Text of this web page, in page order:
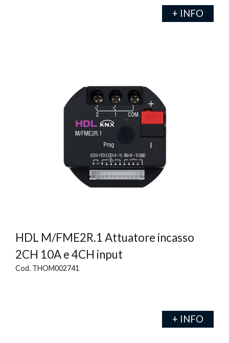
+ INFO
HDL M/FME2R.1 Attuatore incasso
2CH 10A e 4CH input
Cod. THOM002741
+ INFO